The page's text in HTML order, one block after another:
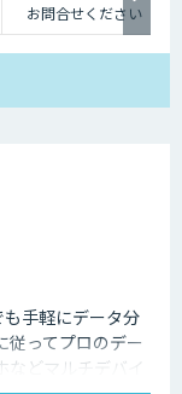
お問合せください
手軽にデータ分
従ってプロのデー
などマルチデバイ